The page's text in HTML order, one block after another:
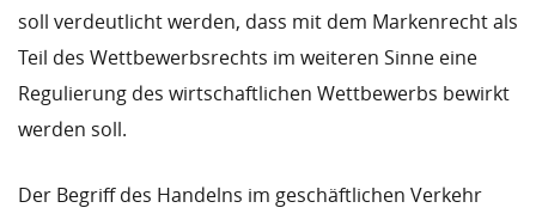
soll verdeutlicht werden, dass mit dem Markenrecht als
Teil des Wettbewerbsrechts im weiteren Sinne eine
Regulierung des wirtschaftlichen Wettbewerbs bewirkt
werden soll.
Der Begriff des Handelns im geschäftlichen Verkehr